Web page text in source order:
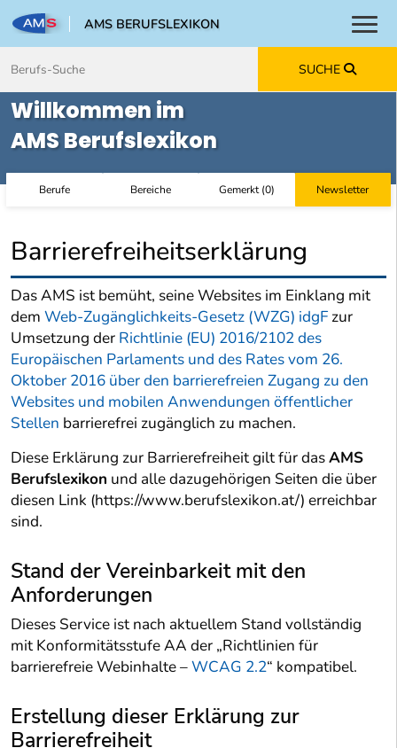
AMS BERUFSLEXIKON
SUCHE
Willkommen im
AMS Berufslexikon
Berufe Bereiche Gemerkt(0) Newsletter
Barrierefreiheitserklärung
Das AMS ist bemüht, seine Websites im Einklang mit
dem Web-Zugänglichkeits-Gesetz (WZG) idgF zur
Umsetzung der Richtlinie (EU) 2016/2102 des
Europäischen Parlaments und des Rates vom 26.
Oktober 2016 über den barrierefreien Zugang zu den
Websites und mobilen Anwendungen öffentlicher
Stellen barrierefrei zugänglich zu machen.
Diese Erklärung zur Barrierefreiheit gilt für dasAMS
Berufslexikon und alle dazugehörigen Seiten die über
diesen Link (https://www.berufslexikon.at/) erreichbar
sind.
Stand der Vereinbarkeit mit den
Anforderungen
Dieses Service ist nach aktuellem Stand vollständig
mit Konformitätsstufe AA der „Richtlinien für
barrierefreie Webinhalte –WCAG 2.2“ kompatibel.
Erstellung dieser Erklärung zur
Barrierefreiheit